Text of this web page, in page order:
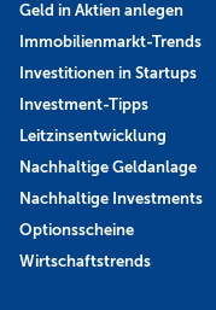
Geld in Aktien anlegen
Immobilienmarkt-Trends
Investitionen in Startups
Investment-Tipps
Leitzinsentwicklung
Nachhaltige Geldanlage
Nachhaltige Investments
Optionsscheine
Wirtschaftstrends